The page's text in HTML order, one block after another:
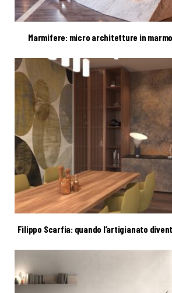
Marmifere: micro architetture in
Filippo Scarfia: quando l’artigianato